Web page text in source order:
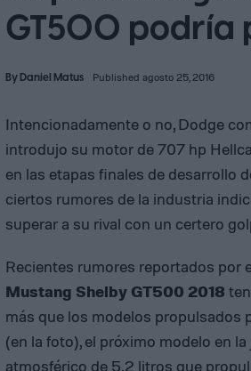
GT500 podría
ByDaniel Matus Published agosto 25, 2016
Intencionadamente o no, Dodge
introdujo su motor de 707 hp
en las etapas finales de desarrollo
ciertos rumores de la industria
superar a su rival con un certero
Recientes rumores reportados por
Mustang Shelby GT500 2018
más que los modelos propulsados
(en la foto), el próximo modelo en
atmosférico de 5.2 litros que